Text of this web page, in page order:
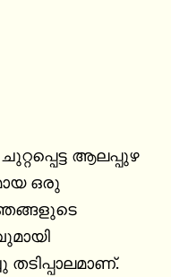
ആലപ്പുഴ
ഒരു
ഞങ്ങളുടെ